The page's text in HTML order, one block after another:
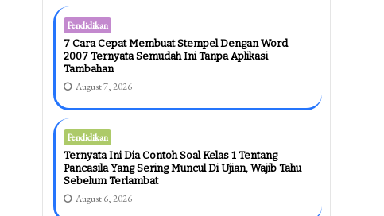
Pendidikan
7 Cara Cepat Membuat Stempel Dengan Word
2007 Ternyata Semudah Ini Tanpa Aplikasi
Tambahan
August 7, 2026
Pendidikan
Ternyata Ini Dia Contoh Soal Kelas 1 Tentang
Pancasila Yang Sering Muncul Di Ujian, Wajib Tahu
Sebelum Terlambat
August 6, 2026